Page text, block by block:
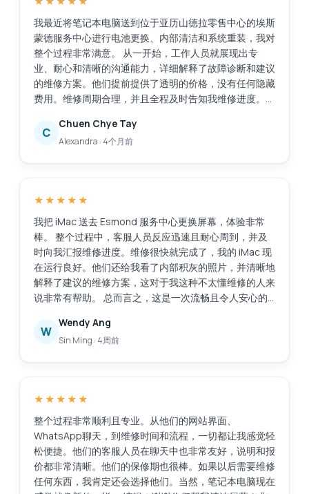
Victor虽然话不多，但他仍然能够清晰地向我传达重要的
信息。Esmond，继续保持！
我最近将笔记本电脑送到位于亚历山德拉零售中心的埃斯
蒙德服务中心进行电池更换、内部清洁和系统重装，我对
整个过程非常满意。 从一开始，工作人员就展现出专
业、耐心和清晰的沟通能力，详细解释了故障诊断和建议
的维修方案。他们提前提供了透明的价格，没有任何隐藏
费用。维修周期合理，并且全程及时告知我维修进度。
升，系统重装后运行更加流畅，内部清洁也明显改善了性
能和散热。 总而言之，这次服务高效、可靠且专业。我
C
Chuen Chye Tay
Alexandra · 4个月前
★★★★★
我把 iMac 送去 Esmond 服务中心更换屏幕，体验非常
棒。 整个过程中，客服人员反应迅速且耐心周到，并及
时向我汇报维修进度。维修很快就完成了，我的 iMac 现
在运行良好。他们还给我看了内部积灰的照片，并清晰地
解释了建议的维修方案，这对于我这种不太懂维修的人来
说非常有帮助。 总而言之，这是一次流畅且令人安心的
W
Wendy Ang
Sin Ming · 4周前
★★★★★
整个过程非常顺利且专业。从他们的网站界面、
WhatsApp聊天，到维修时间和流程，一切都让我感觉轻
松便捷。他们的客服人员在聊天中也非常友好，说明和报
价都非常清晰。他们的保修期也很棒。如果以后需要维修
任何东西，我肯定还会选择他们。当然，笔记本电脑现在